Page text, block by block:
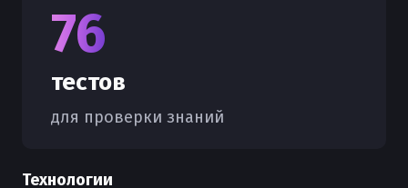
76
тестов
для проверки знаний
Технологии